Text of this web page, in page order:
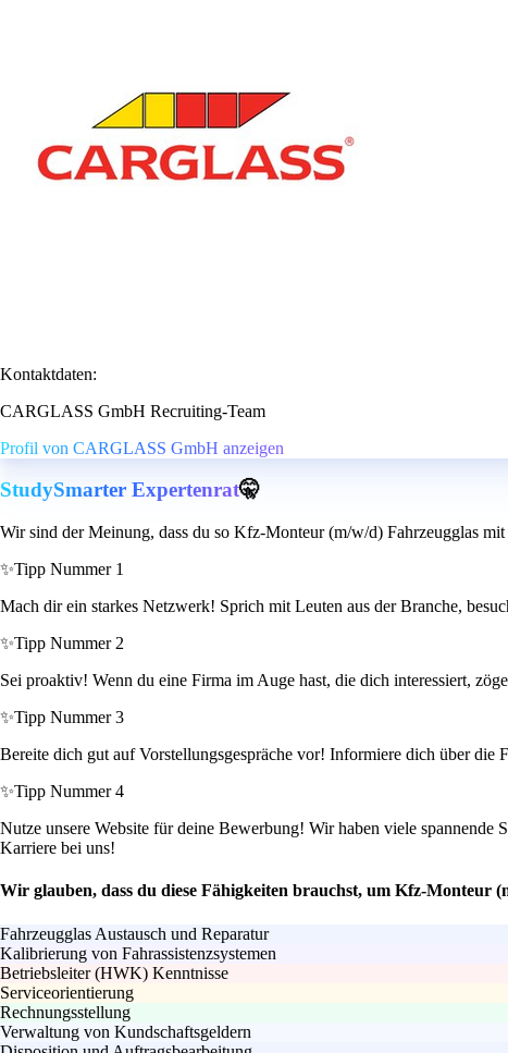
Kontaktdaten:
CARGLASS GmbH Recruiting-Team
Profil von CARGLASS GmbH anzeigen
StudySmarter Expertenrat🤫
Wir sind der Meinung, dass du so Kfz-Monteur (m/w/d) Fahrzeugglas
✨Tipp Nummer 1
Mach dir ein starkes Netzwerk! Sprich mit Leuten aus der Branche,
✨Tipp Nummer 2
Sei proaktiv! Wenn du eine Firma im Auge hast, die dich interessiert,
✨Tipp Nummer 3
Bereite dich gut auf Vorstellungsgespräche vor! Informiere dich über die
✨Tipp Nummer 4
Nutze unsere Website für deine Bewerbung! Wir haben viele
Karriere bei uns!
Wir glauben, dass du diese Fähigkeiten brauchst, um Kfz-Monteur
Fahrzeugglas Austausch und Reparatur
Kalibrierung von Fahrassistenzsystemen
Betriebsleiter (HWK) Kenntnisse
Serviceorientierung
Rechnungsstellung
Verwaltung von Kundschaftsgeldern